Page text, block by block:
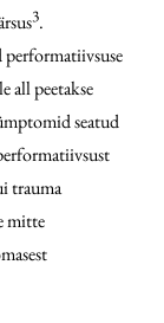
3.
all peetakse
seatud
trauma
mitte